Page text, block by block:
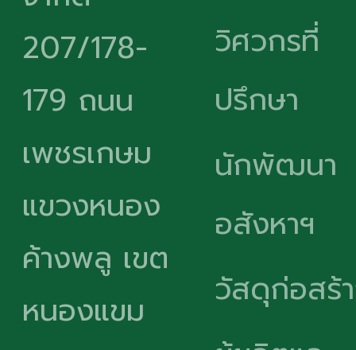
207/178-
179 ถนน
เพชรเกษม
แขวงหนอง
ค้างพลู เขต
หนองแขม
วิศวกรที่
ปรึกษา
นักพัฒนา
อสังหาฯ
วัสดุก่อสร้